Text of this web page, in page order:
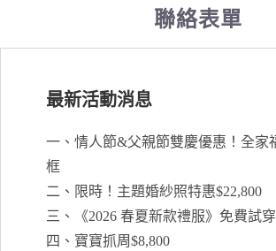
聯絡表單
最新活動消息
一、情人節&父親節雙慶優惠！全家
框
二、限時！主題婚紗照特惠$22,800
三、《2026 春夏新款禮服》免費試
四、寶寶抓周$8,800